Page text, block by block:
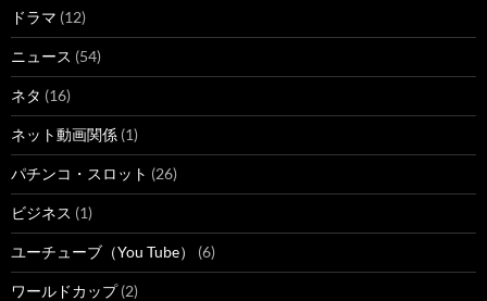
ドラマ (12)
ニュース (54)
ネタ (16)
ネット動画関係 (1)
パチンコ・スロット (26)
ビジネス (1)
ユーチューブ（You Tube） (6)
ワールドカップ(2)